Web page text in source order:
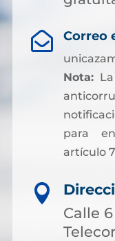
 Correo
Nota:La
para
artículo

Calle